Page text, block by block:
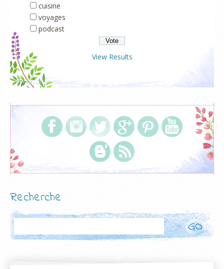
cuisine
voyages
podcast
View Results
Recherche